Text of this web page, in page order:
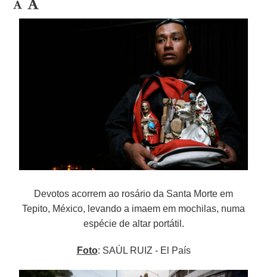
Devotos acorrem ao rosário da Santa Morte em
Tepito, México, levando a imaem em mochilas, numa
espécie de altar portátil.
Foto: SAÚL RUIZ - El País